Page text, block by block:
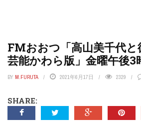
FMおおつ「高山美千代と
芸能かわら版」金曜午後3
BY M.FURUTA 2021年6月17日 2329
SHARE: